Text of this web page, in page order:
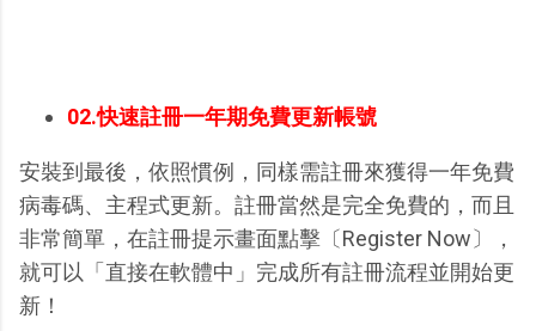
02.快速註冊一年期免費更新帳號
安裝到最後，依照慣例，同樣需註冊來獲得一年免費
病毒碼、主程式更新。註冊當然是完全免費的，而且
非常簡單，在註冊提示畫面點擊〔Register Now〕，
就可以「直接在軟體中」完成所有註冊流程並開始更
新！